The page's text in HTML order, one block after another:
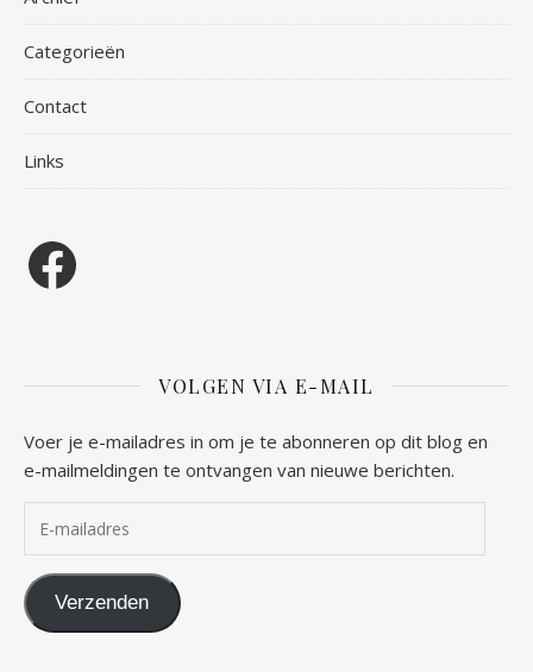
Categorieën
Contact
Links
Facebook
VOLGEN VIA E-MAIL
Voer je e-mailadres in om je te abonneren op dit blog en
e-mailmeldingen te ontvangen van nieuwe berichten.
Verzenden